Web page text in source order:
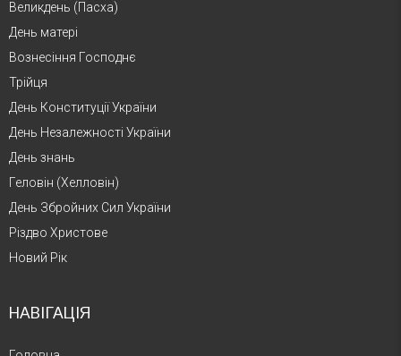
Великдень (Пасха)
День матері
Вознесіння Господнє
Трійця
День Конституції України
День Незалежності України
День знань
Геловін (Хелловін)
День Збройних Сил України
Різдво Христове
Новий Рік
НАВІГАЦІЯ